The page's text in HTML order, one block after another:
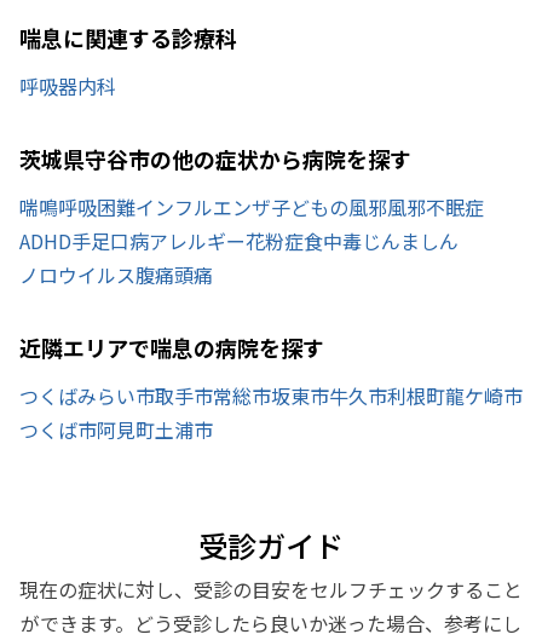
喘息に関連する診療科
呼吸器内科
茨城県守谷市の他の症状から病院を探す
喘鳴呼吸困難インフルエンザ子どもの風邪風邪不眠症
ADHD手足口病アレルギー花粉症食中毒じんましん
ノロウイルス腹痛頭痛
近隣エリアで喘息の病院を探す
つくばみらい市取手市常総市坂東市牛久市利根町龍ケ崎市
つくば市阿見町土浦市
受診ガイド
現在の症状に対し、受診の目安をセルフチェックすること
ができます。どう受診したら良いか迷った場合、参考にし